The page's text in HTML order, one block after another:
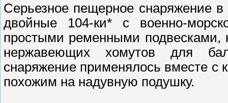
Серьезное пещерное снаряжение
двойные 104-ки* с военно-
простыми ременными подвесками,
нержавеющих хомутов для
снаряжение применялось вместе с
похожим на надувную подушку.